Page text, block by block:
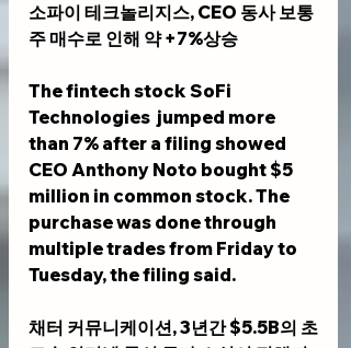
소파이 테크놀리지스, CEO 동사 보통
주 매수로 인해 약 +7%상승
The fintech stock SoFi
Technologies  jumped more
than 7% after a filing showed
CEO Anthony Noto bought $5
million in common stock. The
purchase was done through
multiple trades from Friday to
Tuesday, the filing said.
채터 커뮤니케이션, 3년간 $5.5B의 초